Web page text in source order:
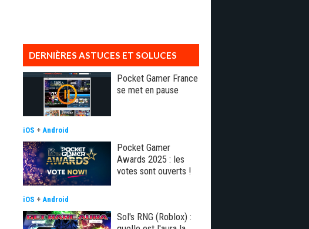
DERNIÈRES ASTUCES ET SOLUCES
Pocket Gamer France
se met en pause
iOS + Android
Pocket Gamer
Awards 2025 : les
votes sont ouverts !
iOS + Android
Sol's RNG (Roblox) :